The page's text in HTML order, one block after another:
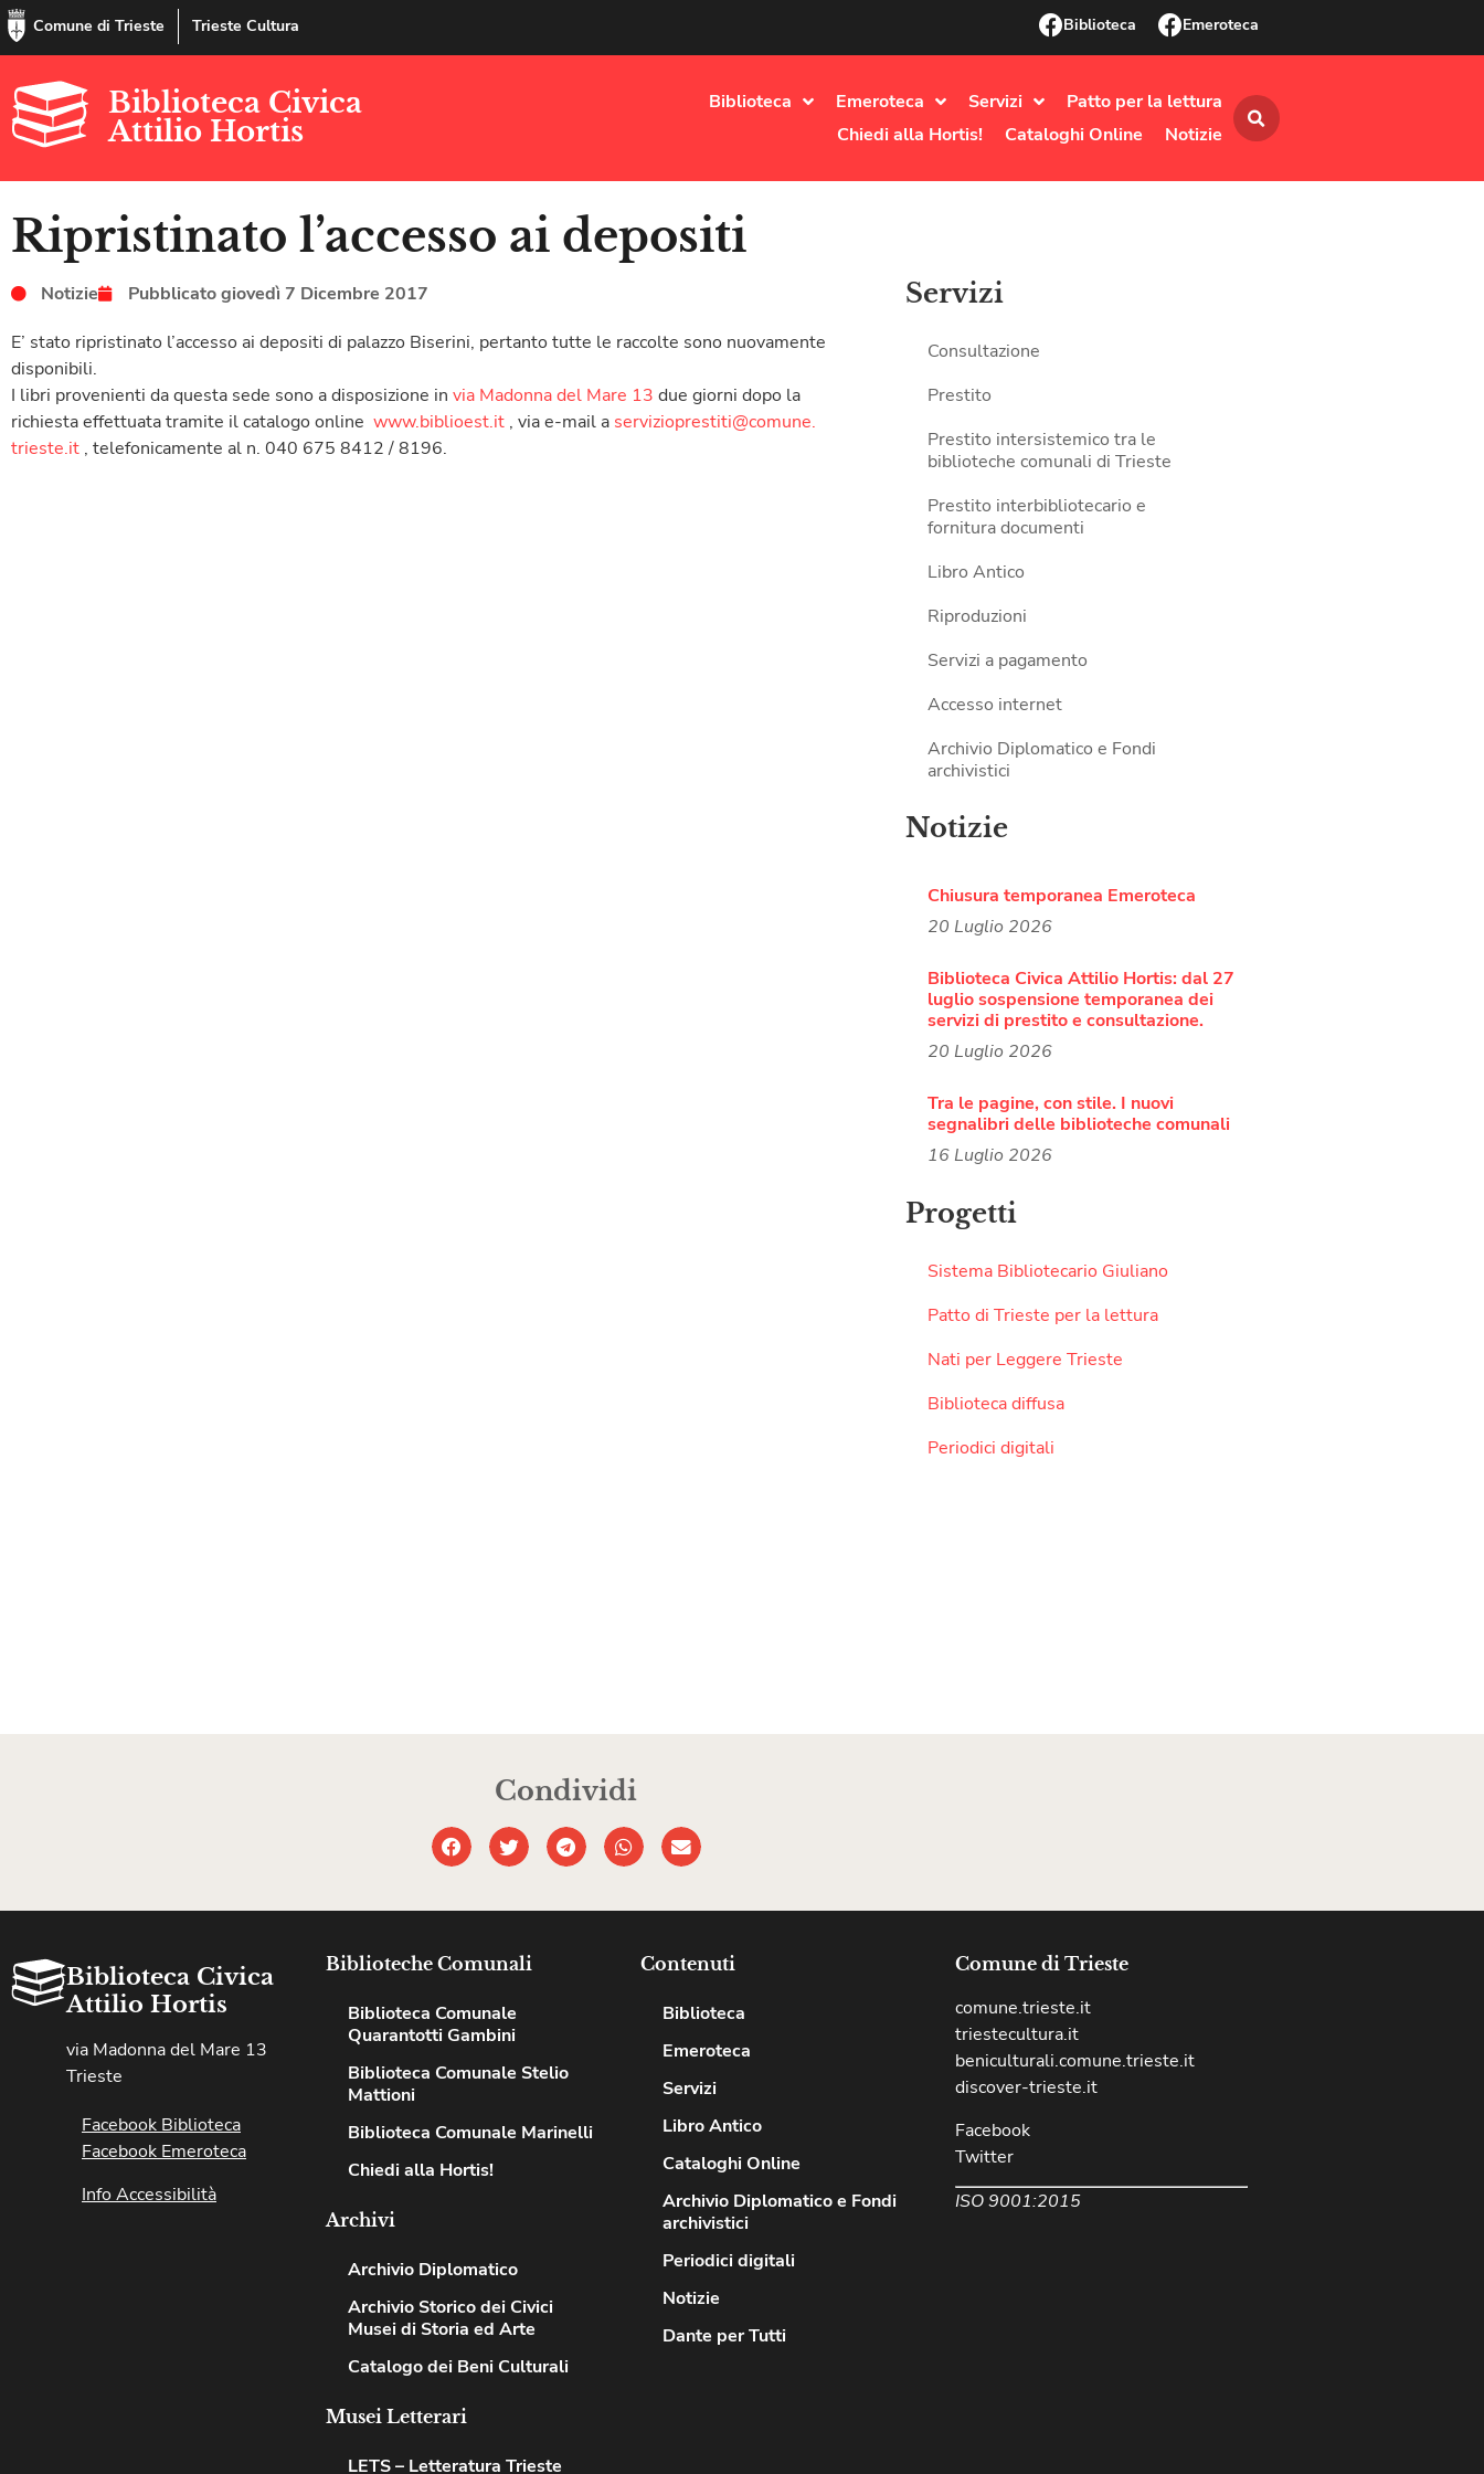
Comune di Trieste Trieste Cultura Biblioteca Emeroteca
Biblioteca Civica
Attilio Hortis
Biblioteca Emeroteca Servizi
Patto per la lettura
Chiedi alla Hortis!
Cataloghi Online Notizie
Ripristinato l’accesso ai depositi
Notizie Pubblicatogiovedì 7 Dicembre 2017
E’ stato ripristinato l’accesso ai depositi di palazzo Biserini, pertanto tutte le raccolte sono nuovamente
disponibili.
I libri provenienti da questa sede sono a disposizione in via Madonna del Mare 13 due giorni dopo la
richiesta effettuata tramite il catalogo online www.biblioest.it , via e-mail a servizioprestiti@comune.
trieste.it , telefonicamente al n. 040 675 8412 / 8196.
Servizi
Consultazione
Prestito
Prestito intersistemico tra le
biblioteche comunali di Trieste
Prestito interbibliotecario e
fornitura documenti
Libro Antico
Riproduzioni
Servizi a pagamento
Accesso internet
Archivio Diplomatico e Fondi
archivistici
Notizie
Chiusura temporanea Emeroteca
20 Luglio 2026
Biblioteca Civica Attilio Hortis: dal 27
luglio sospensione temporanea dei
servizi di prestito e consultazione.
20 Luglio 2026
Tra le pagine, con stile. I nuovi
segnalibri delle biblioteche comunali
16 Luglio 2026
Progetti
Sistema Bibliotecario Giuliano
Patto di Trieste per la lettura
Nati per Leggere Trieste
Biblioteca diffusa
Periodici digitali
Condividi
Biblioteca Civica
Attilio Hortis
via Madonna del Mare 13
Trieste
Facebook Biblioteca
Facebook Emeroteca
Info Accessibilità
Biblioteche Comunali
Biblioteca Comunale
Quarantotti Gambini
Biblioteca Comunale Stelio
Mattioni
Biblioteca Comunale Marinelli
Chiedi alla Hortis!
Archivi
Archivio Diplomatico
Archivio Storico dei Civici
Musei di Storia ed Arte
Catalogo dei Beni Culturali
Musei Letterari
LETS – Letteratura Trieste
Contenuti
Biblioteca
Emeroteca
Servizi
Libro Antico
Cataloghi Online
Archivio Diplomatico e Fondi
archivistici
Periodici digitali
Notizie
Dante per Tutti
Comune di Trieste
comune.trieste.it
triestecultura.it
beniculturali.comune.trieste.it
discover-trieste.it
Facebook
Twitter
ISO 9001:2015